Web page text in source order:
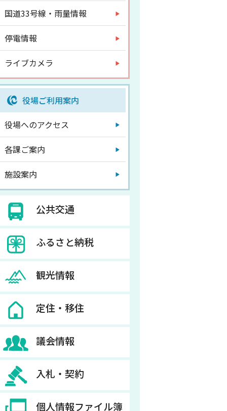
国道33号線・雨量情報
停電情報
ライブカメラ
役場ご利用案内
役場へのアクセス
各課ご案内
施設案内
公共交通
ふるさと納税
観光情報
定住・移住
議会情報
入札・契約
個人情報ファイル簿